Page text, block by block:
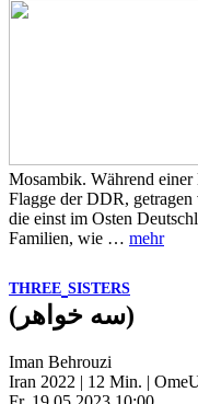
Mosambik. Während
Flagge der DDR, getragen
die einst im Osten
Familien, wie … mehr
THREE SISTERS
(سه خواهر)
Iman Behrouzi
Iran 2022 | 12 Min. |